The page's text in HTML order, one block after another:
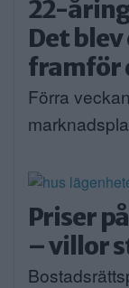
22-
Det
framför
Förra
Priser
– villor